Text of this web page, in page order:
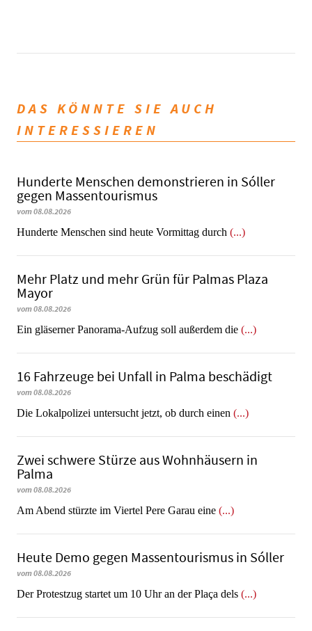
DAS KÖNNTE SIE AUCH
INTERESSIEREN
Hunderte Menschen demonstrieren in Sóller
gegen Massentourismus
vom 08.08.2026
Hunderte Menschen sind heute Vormittag durch (...)
Mehr Platz und mehr Grün für Palmas Plaza
Mayor
vom 08.08.2026
Ein gläserner Panorama-Aufzug soll außerdem die (...)
16 Fahrzeuge bei Unfall in Palma beschädigt
vom 08.08.2026
Die Lokalpolizei untersucht jetzt, ob durch einen (...)
Zwei schwere Stürze aus Wohnhäusern in
Palma
vom 08.08.2026
Am Abend stürzte im Viertel Pere Garau eine (...)
Heute Demo gegen Massentourismus in Sóller
vom 08.08.2026
Der Protestzug startet um 10 Uhr an der Plaça dels (...)